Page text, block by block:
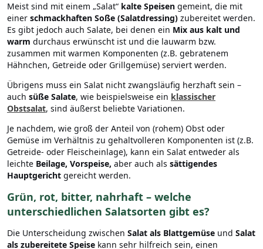
Meist sind mit einem „Salat“ kalte Speisen gemeint, die mit
einer schmackhaften Soße (Salatdressing) zubereitet werden.
Es gibt jedoch auch Salate, bei denen ein Mix aus kalt und
warm durchaus erwünscht ist und die lauwarm bzw.
zusammen mit warmen Komponenten (z.B. gebratenem
Hähnchen, Getreide oder Grillgemüse) serviert werden.
Übrigens muss ein Salat nicht zwangsläufig herzhaft sein –
auch süße Salate, wie beispielsweise ein klassischer
Obstsalat, sind äußerst beliebte Variationen.
Je nachdem, wie groß der Anteil von (rohem) Obst oder
Gemüse im Verhältnis zu gehaltvolleren Komponenten ist (z.B.
Getreide- oder Fleischeinlage), kann ein Salat entweder als
leichte Beilage, Vorspeise, aber auch als sättigendes
Hauptgericht gereicht werden.
Grün, rot, bitter, nahrhaft – welche
unterschiedlichen Salatsorten gibt es?
Die Unterscheidung zwischen Salat als Blattgemüse und Salat
als zubereitete Speise kann sehr hilfreich sein, einen